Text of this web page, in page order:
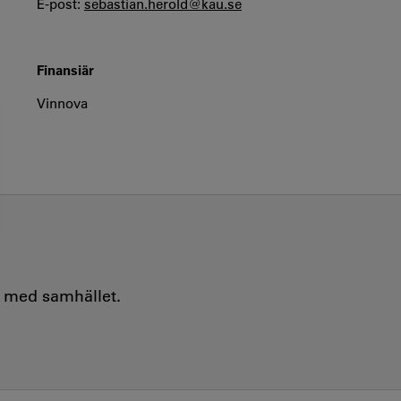
E-post: sebastian.herold@kau.se
Finansiär
Vinnova
samhället.